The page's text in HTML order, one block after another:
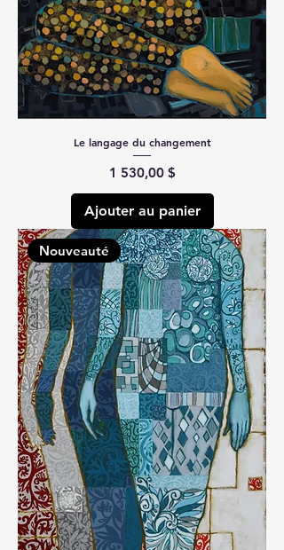
Le langage du changement
Prix
1 530,00 $
Ajouter au panier
Nouveauté